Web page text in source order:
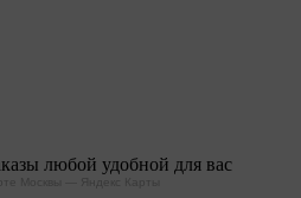
любой удобной для вас
Москвы — Яндекс Карты